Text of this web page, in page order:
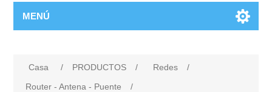
MENÚ
Casa / PRODUCTOS / Redes
/
Router - Antena - Puente
/